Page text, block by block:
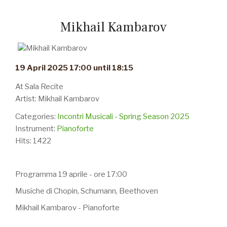
Mikhail Kambarov
19 April 2025 17:00 until 18:15
At Sala Recite
Artist: Mikhail Kambarov
Categories: Incontri Musicali - Spring Season 2025
Instrument: Pianoforte
Hits: 1422
Programma 19 aprile - ore 17:00
Musiche di Chopin, Schumann, Beethoven
Mikhail Kambarov - Pianoforte